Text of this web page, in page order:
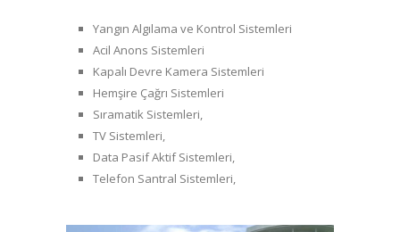
Yangın Algılama ve Kontrol Sistemleri
Acil Anons Sistemleri
Kapalı Devre Kamera Sistemleri
Hemşire Çağrı Sistemleri
Sıramatik Sistemleri,
TV Sistemleri,
Data Pasif Aktif Sistemleri,
Telefon Santral Sistemleri,